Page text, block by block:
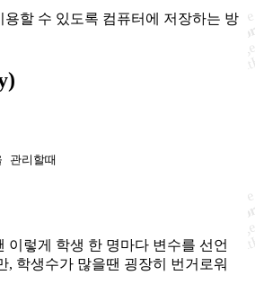
용할 수 있도록 컴퓨터에 저장하는 방
관리할때
이렇게 학생 한 명마다 변수를 선언
, 학생수가 많을땐 굉장히 번거로워